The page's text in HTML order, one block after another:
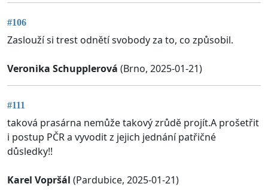
#106
Zaslouží si trest odnětí svobody za to, co způsobil.
Veronika Schupplerová (Brno, 2025-01-21)
#111
taková prasárna nemůže takový zrůdě projít.A prošetřit
i postup PČR a vyvodit z jejich jednání patřičné
důsledky!!
Karel Vopršál (Pardubice, 2025-01-21)